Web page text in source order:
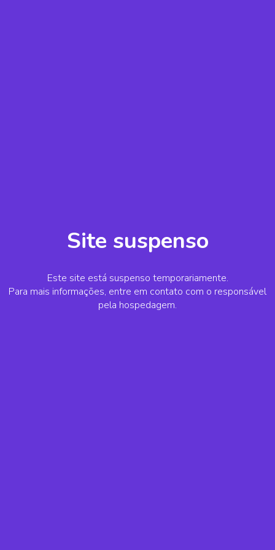
Site suspenso
Este site está suspenso temporariamente.
Para mais informações, entre em contato com o responsável
pela hospedagem.